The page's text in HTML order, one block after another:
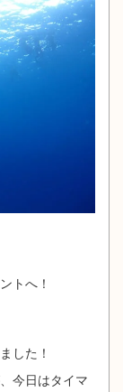
トへ！
した！
今日はタイマ